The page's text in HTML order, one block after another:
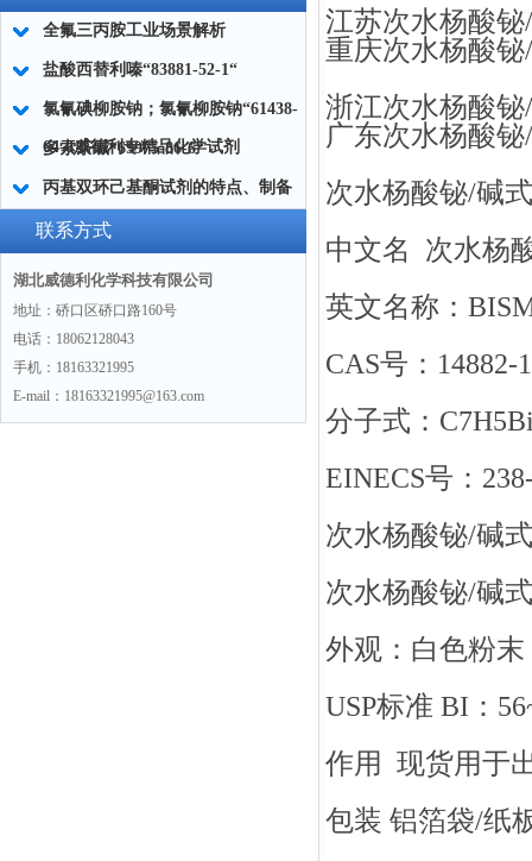
全氟三丙胺工业场景解析
盐酸西替利嗪“83881-52-1“
氯氰碘柳胺钠；氯氰柳胺钠“61438-
64-0威德利专精品化学试剂
多索茶碱“69975-86-6“
丙基双环己基酮试剂的特点、制备
方法和一些相关的化学性质。
联系方式
湖北威德利化学科技有限公司
地址：硚口区硚口路160号
电话：18062128043
手机：18163321995
E-mail：18163321995@163.com
江苏次水杨酸
重庆次水杨酸
浙江次水杨酸
广东次水杨酸
次水杨酸铋/碱
中文名 次水
英文名称：
CAS号：14882-
分子式：
EINECS号：
次水杨酸铋/碱
次水杨酸铋/碱
外观：白色粉末
USP标准 BI：
作用 现货用于
包装 铝箔袋/纸